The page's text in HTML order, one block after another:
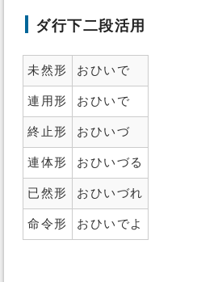
ダ行下二段活用
未然形 おひいで
連用形 おひいで
終止形 おひいづ
連体形 おひいづる
已然形 おひいづれ
命令形 おひいでよ